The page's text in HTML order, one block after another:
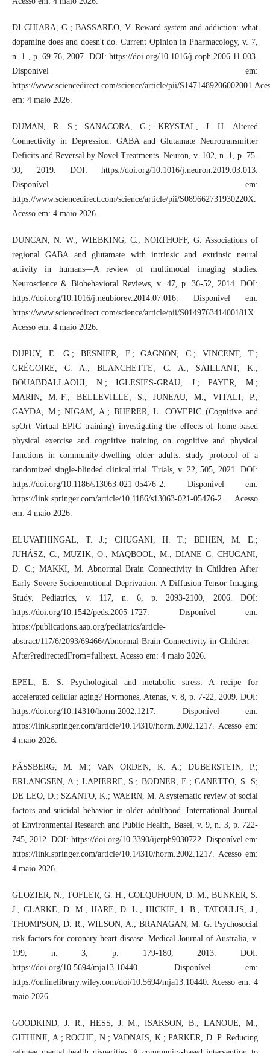
DI CHIARA, G.; BASSAREO, V. Reward system and addiction: what
dopamine does and doesn't do. Current Opinion in Pharmacology, v. 7,
n. 1 , p. 69-76, 2007. DOI: https://doi.org/10.1016/j.coph.2006.11.003.
Disponível em:
https://www.sciencedirect.com/science/article/pii/
em: 4 maio 2026.
DUMAN, R. S.; SANACORA, G.; KRYSTAL, J. H. Altered
Connectivity in Depression: GABA and Glutamate Neurotransmitter
Deficits and Reversal by Novel Treatments. Neuron, v. 102, n. 1, p. 75-
90, 2019. DOI: https://doi.org/10.1016/j.neuron.2019.03.013.
Disponível em:
https://www.sciencedirect.com/science/article/pii/S089662731930220X.
Acesso em: 4 maio 2026.
DUNCAN, N. W.; WIEBKING, C.; NORTHOFF, G. Associations of
regional GABA and glutamate with intrinsic and extrinsic neural
activity in humans—A review of multimodal imaging studies.
Neuroscience & Biobehavioral Reviews, v. 47, p. 36-52, 2014. DOI:
https://doi.org/10.1016/j.neubiorev.2014.07.016. Disponível em:
https://www.sciencedirect.com/science/article/pii/S014976341400181X.
Acesso em: 4 maio 2026.
DUPUY, E. G.; BESNIER, F.; GAGNON, C.; VINCENT, T.;
GRÉGOIRE, C. A.; BLANCHETTE, C. A.; SAILLANT, K.;
BOUABDALLAOUI, N.; IGLESIES-GRAU, J.; PAYER, M.;
MARIN, M.-F.; BELLEVILLE, S.; JUNEAU, M.; VITALI, P.;
GAYDA, M.; NIGAM, A.; BHERER, L. COVEPIC (Cognitive and
spOrt Virtual EPIC training) investigating the effects of home-based
physical exercise and cognitive training on cognitive and physical
functions in community-dwelling older adults: study protocol of a
randomized single-blinded clinical trial. Trials, v. 22, 505, 2021. DOI:
https://doi.org/10.1186/s13063-021-05476-2. Disponível em:
https://link.springer.com/article/10.1186/s13063-021-05476-2. Acesso
em: 4 maio 2026.
ELUVATHINGAL, T. J.; CHUGANI, H. T.; BEHEN, M. E.;
JUHÁSZ, C.; MUZIK, O.; MAQBOOL, M.; DIANE C. CHUGANI,
D. C.; MAKKI, M. Abnormal Brain Connectivity in Children After
Early Severe Socioemotional Deprivation: A Diffusion Tensor Imaging
Study. Pediatrics, v. 117, n. 6, p. 2093-2100, 2006. DOI:
https://doi.org/10.1542/peds.2005-1727. Disponível em:
https://publications.aap.org/pediatrics/article-
abstract/117/6/2093/69466/Abnormal-Brain-Connectivity-in-Children-
After?redirectedFrom=fulltext. Acesso em: 4 maio 2026.
EPEL, E. S. Psychological and metabolic stress: A recipe for
accelerated cellular aging? Hormones, Atenas, v. 8, p. 7-22, 2009. DOI:
https://doi.org/10.14310/horm.2002.1217. Disponível em:
https://link.springer.com/article/10.14310/horm.2002.1217. Acesso em:
4 maio 2026.
FÄSSBERG, M. M.; VAN ORDEN, K. A.; DUBERSTEIN, P.;
ERLANGSEN, A.; LAPIERRE, S.; BODNER, E.; CANETTO, S. S;
DE LEO, D.; SZANTO, K.; WAERN, M. A systematic review of social
factors and suicidal behavior in older adulthood. International Journal
of Environmental Research and Public Health, Basel, v. 9, n. 3, p. 722-
745, 2012. DOI: https://doi.org/10.3390/ijerph9030722. Disponível em:
https://link.springer.com/article/10.14310/horm.2002.1217. Acesso em:
4 maio 2026.
GLOZIER, N., TOFLER, G. H., COLQUHOUN, D. M., BUNKER, S.
J., CLARKE, D. M., HARE, D. L., HICKIE, I. B., TATOULIS, J.,
THOMPSON, D. R., WILSON, A.; BRANAGAN, M. G. Psychosocial
risk factors for coronary heart disease. Medical Journal of Australia, v.
199, n. 3, p. 179-180, 2013. DOI:
https://doi.org/10.5694/mja13.10440. Disponível em:
https://onlinelibrary.wiley.com/doi/10.5694/mja13.10440. Acesso em: 4
maio 2026.
GOODKIND, J. R.; HESS, J. M.; ISAKSON, B.; LANOUE, M.;
GITHINJI, A.; ROCHE, N.; VADNAIS, K.; PARKER, D. P. Reducing